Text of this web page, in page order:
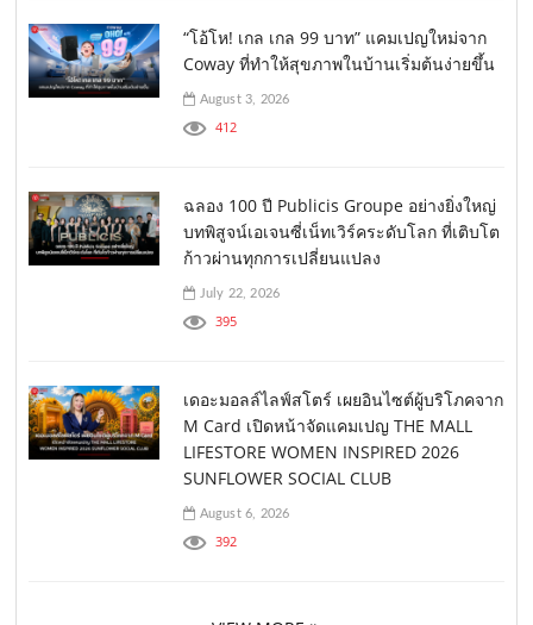
“โอ้โห! เกล เกล 99 บาท” แคมเปญใหม่จาก
Coway ที่ทำให้สุขภาพในบ้านเริ่มต้นง่ายขึ้น
August 3, 2026
412
ฉลอง 100 ปี Publicis Groupe อย่างยิ่งใหญ่
บทพิสูจน์เอเจนซี่เน็ทเวิร์คระดับโลก ที่เติบโต
ก้าวผ่านทุกการเปลี่ยนแปลง
July 22, 2026
395
เดอะมอลล์ไลฟ์สโตร์ เผยอินไซต์ผู้บริโภคจาก
M Card เปิดหน้าจัดแคมเปญ THE MALL
LIFESTORE WOMEN INSPIRED 2026
SUNFLOWER SOCIAL CLUB
August 6, 2026
392